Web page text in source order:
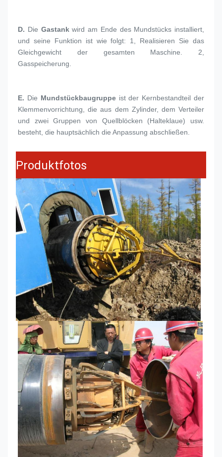
D. Die Gastank wird am Ende des Mundstücks installiert,
und seine Funktion ist wie folgt: 1, Realisieren Sie das
Gleichgewicht der gesamten Maschine. 2,
Gasspeicherung.
E. Die Mundstückbaugruppe ist der Kernbestandteil der
Klemmenvorrichtung, die aus dem Zylinder, dem Verteiler
und zwei Gruppen von Quellblöcken (Halteklaue) usw.
besteht, die hauptsächlich die Anpassung abschließen.
Produktfotos